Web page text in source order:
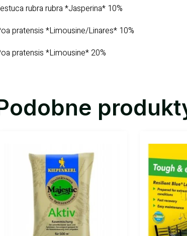
rubra rubra *Jasperina* 10%
pratensis *Limousine/Linares* 10%
pratensis *Limousine* 20%